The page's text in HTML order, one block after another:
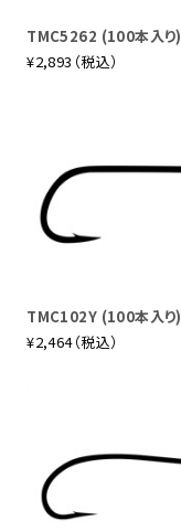
TMC5262 (100本入り)
¥2,893（税込）
TMC102Y (100本入り)
¥2,464（税込）